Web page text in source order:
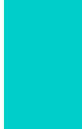
bas de
crucial dans la
. Au
Bonnevoie, nous
contention adaptés
quête de